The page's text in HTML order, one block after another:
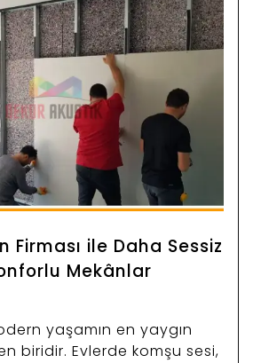
Firması ile Daha Sessiz
Mekânlar
yaşamın en yaygın
biridir. Evlerde komşu sesi,